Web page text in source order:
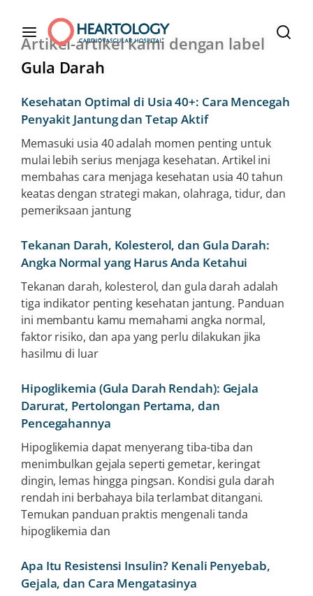
Artikel-artikel kami dengan label
Gula Darah
Kesehatan Optimal di Usia 40+: Cara Mencegah
Penyakit Jantung dan Tetap Aktif
Memasuki usia 40 adalah momen penting untuk
mulai lebih serius menjaga kesehatan. Artikel ini
membahas cara menjaga kesehatan usia 40 tahun
keatas dengan strategi makan, olahraga, tidur, dan
pemeriksaan jantung
Tekanan Darah, Kolesterol, dan Gula Darah:
Angka Normal yang Harus Anda Ketahui
Tekanan darah, kolesterol, dan gula darah adalah
tiga indikator penting kesehatan jantung. Panduan
ini membantu kamu memahami angka normal,
faktor risiko, dan apa yang perlu dilakukan jika
hasilmu di luar
Hipoglikemia (Gula Darah Rendah): Gejala
Darurat, Pertolongan Pertama, dan
Pencegahannya
Hipoglikemia dapat menyerang tiba-tiba dan
menimbulkan gejala seperti gemetar, keringat
dingin, lemas hingga pingsan. Kondisi gula darah
rendah ini berbahaya bila terlambat ditangani.
Temukan panduan praktis mengenali tanda
hipoglikemia dan
Apa Itu Resistensi Insulin? Kenali Penyebab,
Gejala, dan Cara Mengatasinya